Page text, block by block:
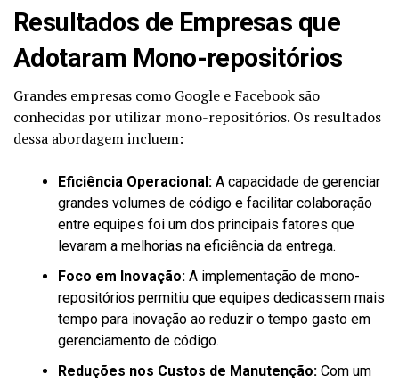
Resultados de Empresas que
Adotaram Mono-repositórios
Grandes empresas como Google e Facebook são
conhecidas por utilizar mono-repositórios. Os resultados
dessa abordagem incluem:
Eficiência Operacional: A capacidade de gerenciar
grandes volumes de código e facilitar colaboração
entre equipes foi um dos principais fatores que
levaram a melhorias na eficiência da entrega.
Foco em Inovação: A implementação de mono-
repositórios permitiu que equipes dedicassem mais
tempo para inovação ao reduzir o tempo gasto em
gerenciamento de código.
Reduções nos Custos de Manutenção: Com um